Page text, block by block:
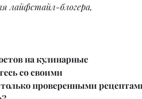
лайфстайл-блогера,
на кулинарные
со своими
проверенными